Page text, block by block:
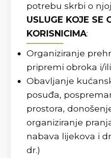
potrebu skrbi o
USLUGE KOJE SE
KORISNICIMA:
Organiziranje
pripremi obroka i/
Obavljanje
posuđa,
prostora,
organiziranje
nabava lijekova i
dr.)